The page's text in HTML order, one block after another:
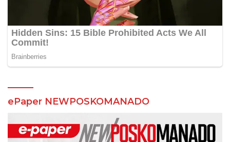
ePaper NEWPOSKOMANADO